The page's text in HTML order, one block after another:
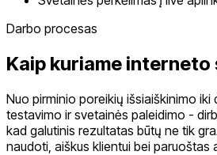
Darbo procesas
Kaip kuriame interneto
Nuo pirminio poreikių išsiaiškinimo iki
testavimo ir svetainės paleidimo -
kad galutinis rezultatas būtų ne tik
naudoti, aiškus klientui bei paruoštas